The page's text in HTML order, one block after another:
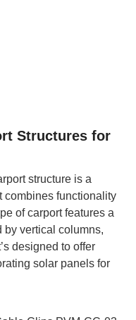
Structures for
structure is a
combines functionality
of carport features a
by vertical columns,
designed to offer
solar panels for